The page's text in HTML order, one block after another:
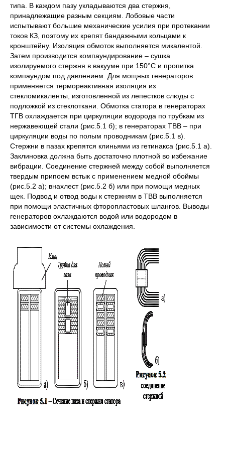
типа. В каждом пазу укладываются два стержня,
принадлежащие разным секциям. Лобовые части
испытывают большие механические усилия при протекании
токов КЗ, поэтому их крепят бандажными кольцами к
кронштейну. Изоляция обмоток выполняется микалентой.
Затем производится компаундирование – сушка
изолируемого стержня в вакууме при 150°С и пропитка
компаундом под давлением. Для мощных генераторов
применяется термореактивная изоляция из
стекломикаленты, изготовленной из лепестков слюды с
подложкой из стеклоткани. Обмотка статора в генераторах
ТГВ охлаждается при циркуляции водорода по трубкам из
нержавеющей стали (рис.5.1 б); в генераторах ТВВ – при
циркуляции воды по полым проводникам (рис.5.1 в).
Стержни в пазах крепятся клиньями из гетинакса (рис.5.1 а).
Заклиновка должна быть достаточно плотной во избежание
вибрации. Соединение стержней между собой выполняется
твердым припоем встык с применением медной обоймы
(рис.5.2 а); внахлест (рис.5.2 б) или при помощи медных
щек. Подвод и отвод воды к стержням в ТВВ выполняется
при помощи эластичных фторопластовых шлангов. Выводы
генераторов охлаждаются водой или водородом в
зависимости от системы охлаждения.